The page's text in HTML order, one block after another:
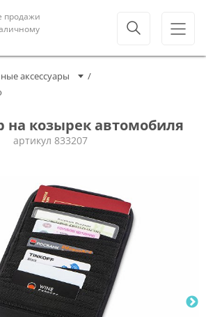
продажи
аксессуары
на козырек автомобиля
артикул 833207